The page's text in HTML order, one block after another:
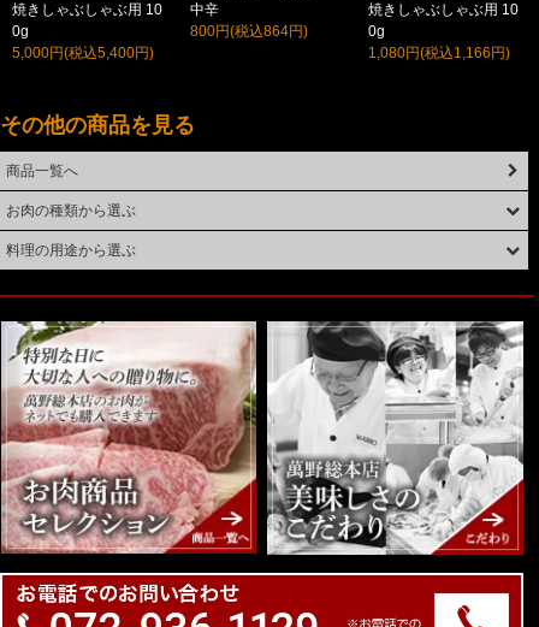
焼きしゃぶしゃぶ用 10
0g
5,000円(税込5,400円)
中辛
800円(税込864円)
焼きしゃぶしゃぶ用 10
0g
1,080円(税込1,166円)
その他の商品を見る
商品一覧へ
お肉の種類から選ぶ
料理の用途から選ぶ